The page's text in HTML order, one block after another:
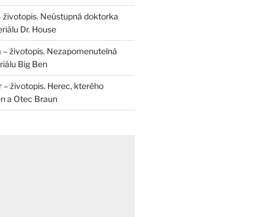
životopis. Neústupná doktorka
Dr. House
– životopis. Nezapomenutelná
Big Ben
– životopis. Herec, kterého
a Otec Braun